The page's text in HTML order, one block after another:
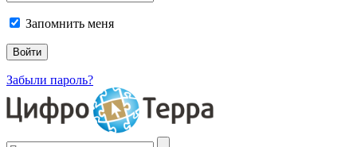
Запомнить меня
Забыли пароль?